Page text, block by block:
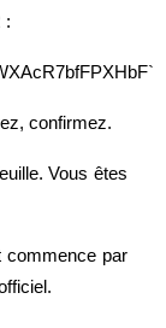
:
confirmez.
Vous êtes
commence par